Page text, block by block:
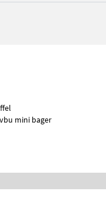
Stroje na stavbu mini bager